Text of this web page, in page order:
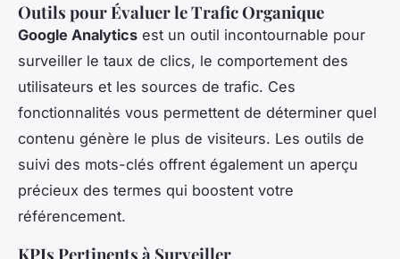
Outils pour Évaluer le Trafic Organique
Google Analytics est un outil incontournable pour
surveiller le taux de clics, le comportement des
utilisateurs et les sources de trafic. Ces
fonctionnalités vous permettent de déterminer quel
contenu génère le plus de visiteurs. Les outils de
suivi des mots-clés offrent également un aperçu
précieux des termes qui boostent votre
référencement.
KPIs Pertinents à Surveiller